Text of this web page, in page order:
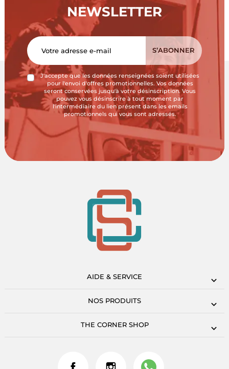
NEWSLETTER
J'accepte que les données renseignées soient utilisées
pour l'envoi d'offres promotionnelles. Vos données
seront conservées jusqu'à votre désinscription. Vous
pouvez vous désinscrire à tout moment par
l'intermédiaire du lien présent dans les emails
promotionnels qui vous sont adressés.
AIDE & SERVICE
NOS PRODUITS
THE CORNER SHOP